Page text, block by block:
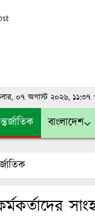
০৭ অগাস্ট ২০২৬, ১১:৩৭
বাংলাদেশ